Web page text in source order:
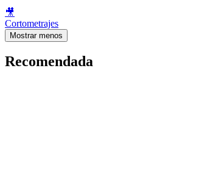
🎥
Cortometrajes
Mostrar menos
Recomendada